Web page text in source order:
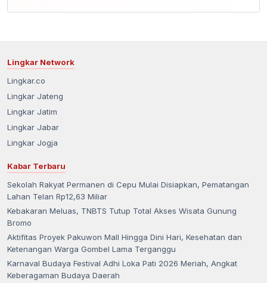
Lingkar Network
Lingkar.co
Lingkar Jateng
Lingkar Jatim
Lingkar Jabar
Lingkar Jogja
Kabar Terbaru
Sekolah Rakyat Permanen di Cepu Mulai Disiapkan, Pematangan
Lahan Telan Rp12,63 Miliar
Kebakaran Meluas, TNBTS Tutup Total Akses Wisata Gunung
Bromo
Aktifitas Proyek Pakuwon Mall Hingga Dini Hari, Kesehatan dan
Ketenangan Warga Gombel Lama Terganggu
Karnaval Budaya Festival Adhi Loka Pati 2026 Meriah, Angkat
Keberagaman Budaya Daerah